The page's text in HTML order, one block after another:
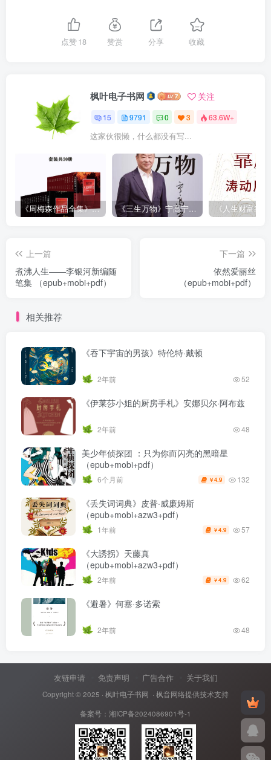
点赞18 赞赏 分享 收藏
枫叶电子书网 关注
15 9791 0 3 63.6W+
这家伙很懒，什么都没有写...
《周梅森作品全集》[共30册] 《三生万物》宁高宁（epub+mobi+azw3+pdf）
上一篇
煮沸人生——李银河新编随
笔集 （epub+mobi+pdf）
下一篇
依然爱丽丝
（epub+mobi+pdf）
相关推荐
《吞下宇宙的男孩》特伦特·戴顿
2年前 52
《伊莱莎小姐的厨房手札》安娜贝尔·阿布兹
2年前 48
美少年侦探团 ：只为你而闪亮的黑暗星
（epub+mobi+pdf）
6个月前 ￥4.9 132
《丢失词词典》皮普·威廉姆斯
（epub+mobi+azw3+pdf）
1年前 ￥4.9 57
《大誘拐》天藤真
（epub+mobi+azw3+pdf）
2年前 ￥4.9 62
《避暑》何塞·多诺索
2年前 48
友链申请 免责声明 广告合作 关于我们
Copyright © 2025 · 枫叶电子书网 · 枫音网络提供技术支持
备案号： 湘ICP备2024086901号-1